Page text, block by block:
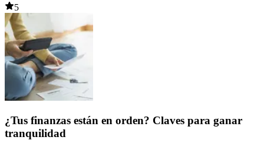
5
¿Tus finanzas están en orden? Claves para ganar
tranquilidad